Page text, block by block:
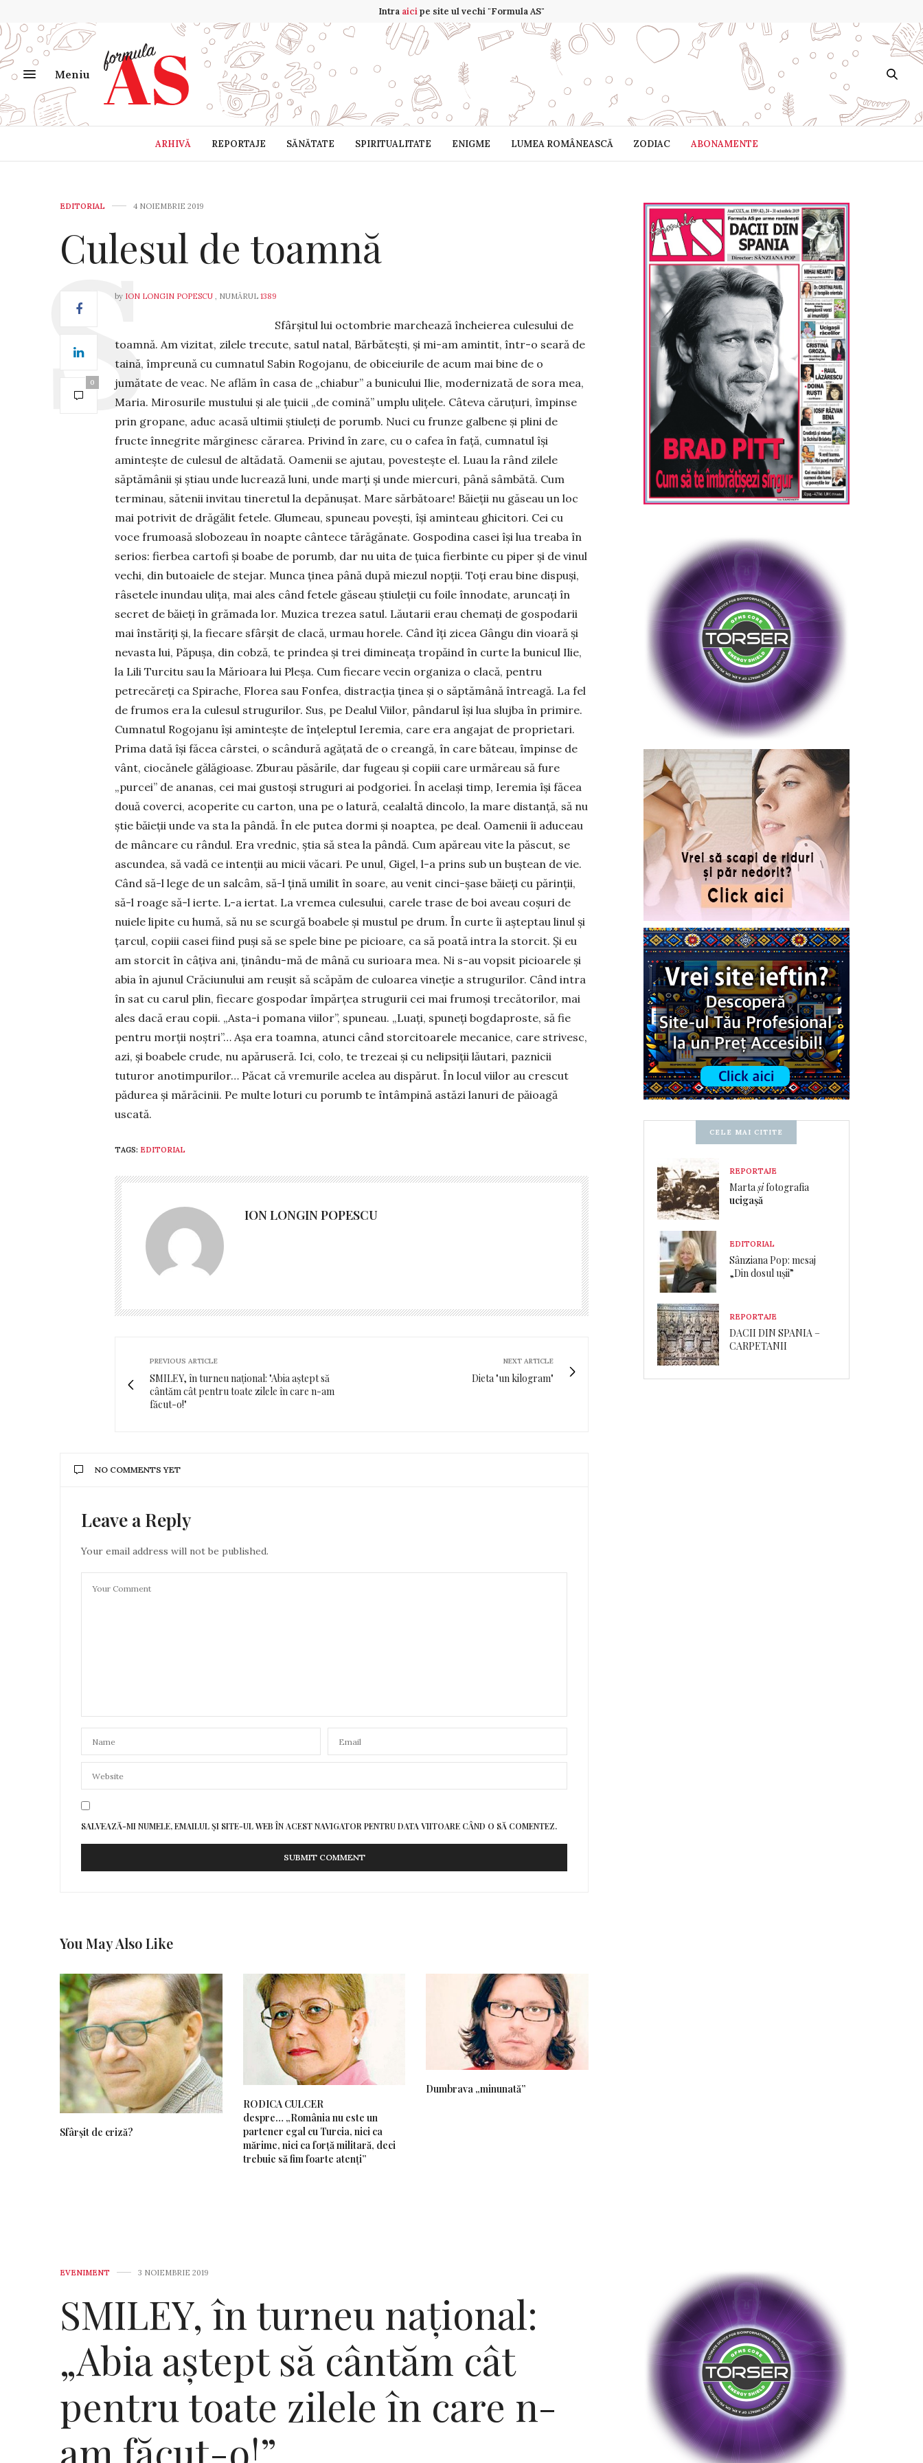
Intra aicipe site ul vechi "Formula AS"
Meniu
ARHIVĂ REPORTAJE SĂNĂTATE SPIRITUALITATE ENIGME LUMEA ROMÂNEASCĂ ZODIAC ABONAMENTE
EDITORIAL 4 NOIEMBRIE 2019
Culesul de toamnă
0
by ION LONGIN POPESCU , NUMĂRUL 1389
Sfârșitul lui octombrie marchează încheierea cule­su­lui de
toamnă. Am vizitat, zilele trecute, satul natal, Băr­bă­tești, și mi-am amintit, într-o seară de
taină, împreună cu cumnatul Sabin Rogojanu, de obiceiurile de acum mai bine de o
jumătate de veac. Ne aflăm în casa de „chia­bur” a bunicului Ilie, modernizată de sora mea,
Maria. Mi­ro­surile mustului și ale țuicii „de co­mină” umplu ulițele. Câteva căruțuri, îm­pinse
prin gropane, aduc acasă ultimii știuleți de porumb. Nuci cu frunze galbene și plini de
fructe înnegrite măr­ginesc cărarea. Privind în zare, cu o cafea în față, cumnatul își
amintește de culesul de altă­dată. Oamenii se ajutau, povestește el. Luau la rând zilele
săptămânii și știau unde lucrează luni, unde marți și unde miercuri, până sâmbătă. Cum
terminau, să­tenii invitau tineretul la depănușat. Ma­re sărbătoare! Bă­ieții nu găseau un loc
mai potrivit de drăgălit fetele. Glu­meau, spuneau povești, își aminteau ghicitori. Cei cu
voce frumoasă slobozeau în noapte cân­tece tărăgănate. Gos­podina casei își lua treaba în
serios: fierbea cartofi și boabe de porumb, dar nu uita de țuica fier­binte cu piper și de vinul
vechi, din butoaiele de ste­jar. Munca ținea până după miezul nopții. Toți erau bine dispuși,
râsetele inundau ulița, mai ales când fetele găseau știuleții cu foile înnodate, aruncați în
secret de băieți în grămada lor. Muzica trezea satul. Lăutarii erau chemați de gospodarii
mai înstăriți și, la fiecare sfârșit de clacă, urmau horele. Când îți zicea Gân­gu din vioară și
nevasta lui, Păpușa, din cobză, te prindea și trei dimi­neața tropăind în curte la bunicul Ilie,
la Lili Turcitu sau la Mărioara lui Pleșa. Cum fiecare vecin organiza o cla­că, pentru
petrecăreți ca Spirache, Florea sau Fonfea, dis­tracția ținea și o săptămână întreagă. La fel
de frumos era la culesul strugurilor. Sus, pe Dealul Viilor, pândarul își lua slujba în primire.
Cumnatul Rogojanu își amin­­tește de înțeleptul Ieremia, care era angajat de pro­prie­tari.
Prima dată își făcea cârstei, o scândură agățată de o creangă, în care băteau, împinse de
vânt, ciocănele gă­lă­gioase. Zburau păsările, dar fugeau și copiii care urmă­reau să fure
„purcei” de ananas, cei mai gustoși struguri ai podgoriei. În același timp, Ieremia își făcea
două co­verci, acoperite cu carton, una pe o latură, cealaltă dincolo, la mare distanță, să nu
știe băieții unde va sta la pândă. În ele putea dormi și noaptea, pe deal. Oamenii îi aduceau
de mâncare cu rândul. Era vrednic, știa să stea la pândă. Cum apăreau vite la păscut, se
ascundea, să vadă ce intenții au micii văcari. Pe unul, Gigel, l-a prins sub un buștean de vie.
Când să-l lege de un salcâm, să-l țină umilit în soare, au venit cinci-șase băieți cu părinții,
să-l roage să-l ierte. L-a iertat. La vremea culesului, ca­rele trase de boi aveau coșuri de
nuiele lipite cu humă, să nu se scurgă boabele și mustul pe drum. În curte îi aș­teptau linul și
țarcul, copiii casei fiind puși să se spele bine pe picioare, ca să poată intra la storcit. Și eu
am storcit în câțiva ani, ținându-mă de mână cu surioara mea. Ni s-au vopsit picioarele și
abia în ajunul Cră­ciu­nului am reușit să scăpăm de culoarea vineție a strugu­rilor. Când intra
în sat cu carul plin, fiecare gospodar împărțea strugurii cei mai frumoși trecătorilor, mai
ales dacă erau copii. „Asta-i pomana viilor”, spuneau. „Lu­ați, spuneți bogdaproste, să fie
pentru morții noș­tri”… Așa era toamna, atunci când storcitoarele me­canice, care strivesc,
azi, și boabele crude, nu apăruseră. Ici, colo, te tre­zeai și cu nelipsiții lăutari, paznicii
tuturor anotim­pu­rilor… Păcat că vremurile acelea au dispărut. În locul viilor au crescut
pădurea și mărăcinii. Pe multe loturi cu porumb te întâmpină astăzi lanuri de păioagă
uscată.
TAGS: EDITORIAL
ION LONGIN POPESCU
PREVIOUS ARTICLE
SMILEY, în turneu național: "Abia aştept să
cântăm cât pentru toate zilele în care n-am
făcut-o!"
NEXT ARTICLE
Dieta "un kilogram"
NO COMMENTS YET
Leave a Reply
Your email address will not be published.
SALVEAZĂ-MI NUMELE, EMAILUL ȘI SITE-UL WEB ÎN ACEST NAVIGATOR PENTRU DATA VIITOARE CÂND O SĂ COMENTEZ.
You May Also Like
Sfârșit de criză?
RODICA CULCER
despre… „România nu este un
partener egal cu Turcia, nici ca
mărime, nici ca forță militară, deci
trebuie să fim foarte atenți”
Dumbrava „minunată”
CELE MAI CITITE
REPORTAJE
Martașifotografia
ucigașă
EDITORIAL
Sânziana Pop: mesaj
„Din dosul ușii”
REPORTAJE
DACII DIN SPANIA –
CARPETANII
EVENIMENT 3 NOIEMBRIE 2019
SMILEY, în turneu național:
„Abia aştept să cântăm cât
pentru toate zilele în care n-
am făcut-o!”